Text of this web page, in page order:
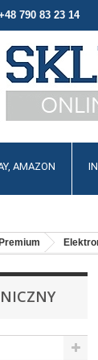
790 83 23 14
AMAZON